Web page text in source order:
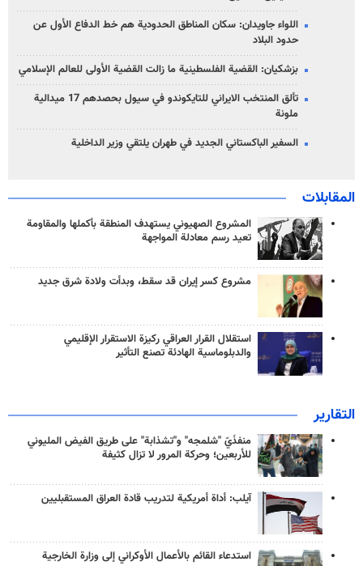
اللواء جاويدان: سكان المناطق الحدودية هم خط الدفاع الأول عن
حدود البلاد
بزشكيان: القضية الفلسطينية ما زالت القضية الأولى للعالم الإسلامي
تألق المنتخب الايراني للتايكوندو في سيول بحصدهم 17 ميدالية
ملونة
السفير الباكستاني الجديد في طهران يلتقي وزير الداخلية
المقابلات
المشروع الصهيوني يستهدف المنطقة بأكملها والمقاومة
تعيد رسم معادلة المواجهة
مشروع كسر إيران قد سقط، وبدأت ولادة شرق جديد
استقلال القرار العراقي ركيزة الاستقرار الإقليمي
والدبلوماسية الهادئة تصنع التأثير
التقارير
منفذَيّ "شلمجه" و"تشذابة" على طريق الفيض المليوني
للأربعين؛ وحركة المرور لا تزال كثيفة
آيلب: أداة أمريكية لتدريب قادة العراق المستقبليين
استدعاء القائم بالأعمال الأوكراني إلى وزارة الخارجية